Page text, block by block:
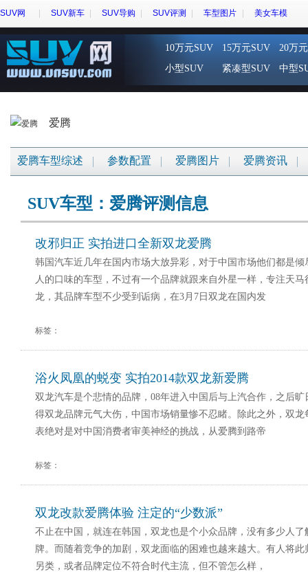
SUV网 SUV新车 SUV导购 SUV评测 车型图片 美女车模
10万元SUV 15万元SUV
20万
小型SUV
紧凑型SUV 中型
爱腾
爱腾车型综述 参数配置 爱腾图片 爱腾资讯
SUV车型：爱腾评测信息
改邪归正 实拍进口全新双龙爱腾
韩国汽车近几年在国内市场大放异彩，对于中国市场他们都是
人的口味的车型，不过有一个品牌就跟来自外星一样，专注天
龙，其品牌车型不少受到诟病，在3月7日双龙在国内发
标签：
浴火凤凰的蜕变 实拍2014款双龙新爱腾
双龙汽车是个悲情的品牌，08年进入中国后与上汽合作，之后
得双龙品牌元气大伤，中国市场销量惨不忍睹。除此之外，双
表绝对是对中国消费者审美神经的挑战，从爱腾到路帝
标签：
双龙改款爱腾体验 注定的“少数派”
不止在中国，就连在韩国，双龙也是个小众品牌，没有多少人
牌。而随着竞争的加剧，双龙面临的困难也越来越大。有人将
另类，或者品牌定位不符合时代主流，但不管怎么样，